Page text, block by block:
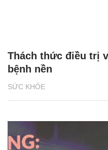
SỨC KHỎE
Thách thức điều trị
bệnh nền